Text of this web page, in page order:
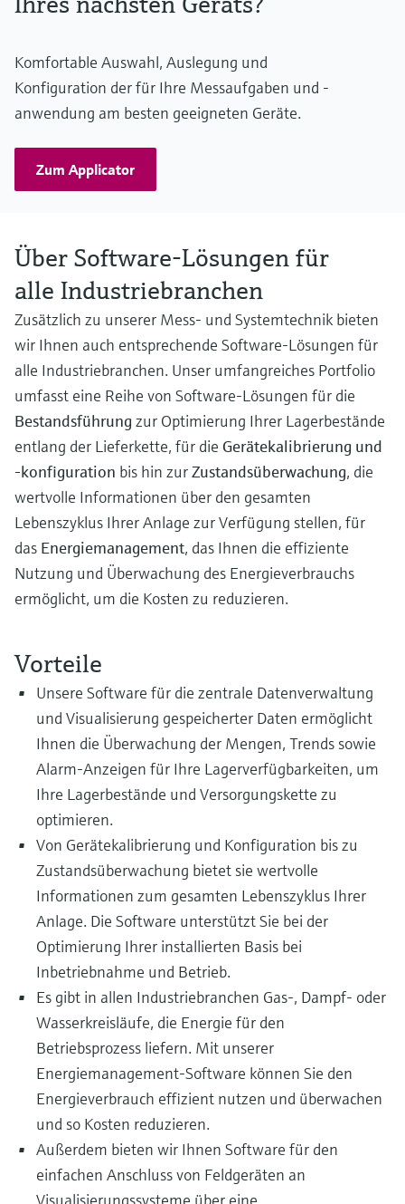
Komfortable Auswahl, Auslegung und
Konfiguration der für Ihre Messaufgaben und -
anwendung am besten geeigneten Geräte.
Zum Applicator
Über Software-Lösungen für
alle Industriebranchen
Zusätzlich zu unserer Mess- und Systemtechnik bieten
wir Ihnen auch entsprechende Software-Lösungen für
alle Industriebranchen. Unser umfangreiches Portfolio
umfasst eine Reihe von Software-Lösungen für die
Bestandsführungzur Optimierung Ihrer Lagerbestände
entlang der Lieferkette, für die Gerätekalibrierung und
-konfiguration bis hin zurZustandsüberwachung, die
wertvolle Informationen über den gesamten
Lebenszyklus Ihrer Anlage zur Verfügung stellen, für
das Energiemanagement, das Ihnen die effiziente
Nutzung und Überwachung des Energieverbrauchs
ermöglicht, um die Kosten zu reduzieren.
Vorteile
Unsere Software für die zentrale Datenverwaltung
und Visualisierung gespeicherter Daten ermöglicht
Ihnen die Überwachung der Mengen, Trends sowie
Alarm-Anzeigen für Ihre Lagerverfügbarkeiten, um
Ihre Lagerbestände und Versorgungskette zu
optimieren.
Von Gerätekalibrierung und Konfiguration bis zu
Zustandsüberwachung bietet sie wertvolle
Informationen zum gesamten Lebenszyklus Ihrer
Anlage. Die Software unterstützt Sie bei der
Optimierung Ihrer installierten Basis bei
Inbetriebnahme und Betrieb.
Es gibt in allen Industriebranchen Gas-, Dampf- oder
Wasserkreisläufe, die Energie für den
Betriebsprozess liefern. Mit unserer
Energiemanagement-Software können Sie den
Energieverbrauch effizient nutzen und überwachen
und so Kosten reduzieren.
Außerdem bieten wir Ihnen Software für den
einfachen Anschluss von Feldgeräten an